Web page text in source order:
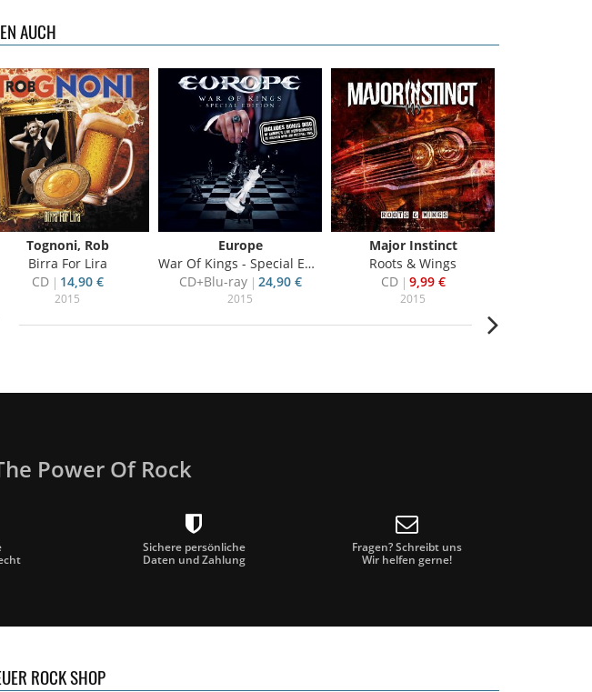
AUCH
Tognoni, Rob
Birra For Lira
CD
14,90 €
2015
Europe
War Of Kings - Special Edition + Live in Wacken 2015
CD+Blu-ray
24,90 €
2015
Major Instinct
Roots & Wings
CD
9,99 €
2015
Power Of Rock
Sichere persönliche
Daten und Zahlung
Fragen? Schreibt uns
Wir helfen gerne!
ROCK SHOP